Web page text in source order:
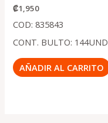
₡1,950
COD: 835843
CONT. BULTO: 144UND
AÑADIR AL CARRITO